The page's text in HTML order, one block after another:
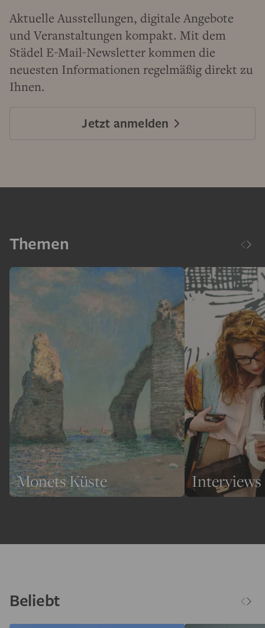
Aktuelle Ausstellungen, digitale Angebote
und Veranstaltungen kompakt. Mit dem
Städel E-Mail-Newsletter kommen die
neuesten Informationen regelmäßig direkt zu
Ihnen.
Jetzt anmelden
Themen
Monets Küste Interviews
Beliebt